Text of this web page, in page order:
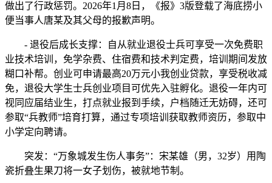
做出了行政惩罚。2026年1月8日，《报》3版登载了海底捞小
便当事人唐某及其父母的报歉声明。
- 退役后成长支撑：自从就业退役士兵可享受一次免费职
业技术培训，免学杂费、住宿费和技术判定费，培训期间发放
糊口补帮。创业可申请最高20万元小我创业贷款，享受税收减
免，退役大学生士兵创业项目可优先入驻孵化。退役一年内可
视同应届结业生，打点就业报到手续，户档随迁无妨碍，还可
参取“兵教师”培育打算，通过专项培训获取教师资历，参取中
小学定向聘请。
突发：“万象城发生伤人事务”：宋某雄（男，32岁）用陶
瓷折叠生果刀将一女子划伤，被就地节制。